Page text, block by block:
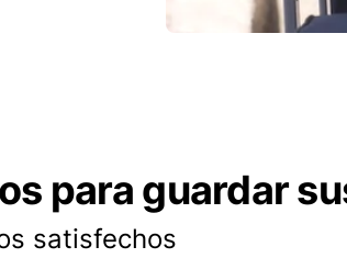
para guardar
satisfechos